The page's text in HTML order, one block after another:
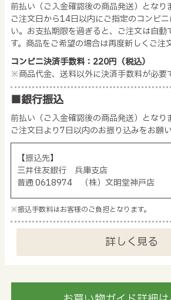
前払い（ご入金確認後の商品発送）となり
ご注文日から14日以内にご指定のコンビ
い。お支払期限を過ぎると、ご注文は自動
す。商品をご希望の場合は再度新しくご注
コンビニ決済手数料：220円（税込）
※商品代金、送料以外に決済手数料が必要
■銀行振込
前払い（ご入金確認後の商品発送）となり
ご注文日より7日以内のお振り込みをお願い
【振込先】
三井住友銀行 兵庫支店
普通 0618974 （株）文明堂神戸店
※振込手数料はお客様のご負担となります。
詳しく見る